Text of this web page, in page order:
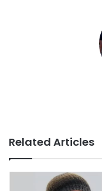
Related Articles